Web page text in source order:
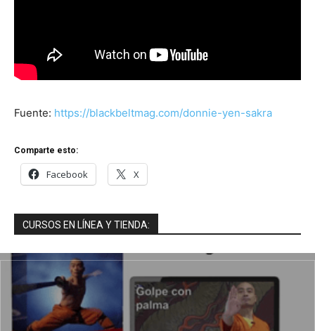
Fuente: https://blackbeltmag.com/donnie-yen-sakra
Comparte esto:
Facebook X
CURSOS EN LÍNEA Y TIENDA: